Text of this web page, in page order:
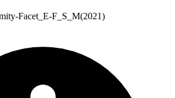
Facet_E-F_S_M(2021)